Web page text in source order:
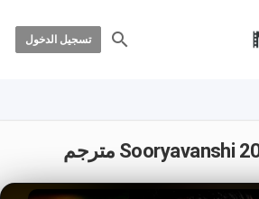
تسجيل الدخول